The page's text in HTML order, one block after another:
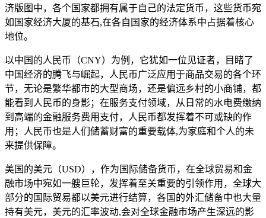
济版图中，各个国家都拥有属于自己的法定货币，这些货币宛
如国家经济大厦的基石,在各自国家的经济体系中占据着核心
地位。
以中国的人民币（CNY）为例，它犹如一位见证者，目睹了
中国经济的腾飞与崛起，人民币广泛应用于商品交易的各个环
节，无论是繁华都市的大型商场，还是偏远乡村的小商铺，都
能看到人民币的身影；在服务支付领域，从日常的水电费缴纳
到高端的金融服务费用支付，人民币都发挥着不可或缺的作
用；人民币也是人们储蓄财富的重要载体,为家庭和个人的未
来提供保障。
美国的美元（USD），作为国际储备货币，在全球贸易和金
融市场中宛如一艘巨轮，发挥着至关重要的引领作用，全球大
部分的国际贸易都以美元进行结算，各国的外汇储备中也大量
持有美元，美元的汇率波动,会对全球金融市场产生深远的影